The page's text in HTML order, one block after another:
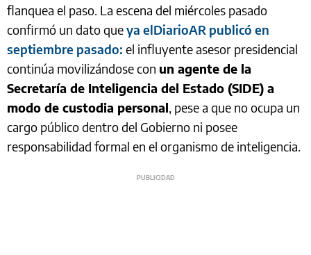
flanquea el paso. La escena del miércoles pasado
confirmó un dato queya elDiarioAR publicó en
septiembre pasado: el influyente asesor presidencial
continúa movilizándose con un agente de la
Secretaría de Inteligencia del Estado (SIDE) a
modo de custodia personal, pese a que no ocupa un
cargo público dentro del Gobierno ni posee
responsabilidad formal en el organismo de inteligencia.